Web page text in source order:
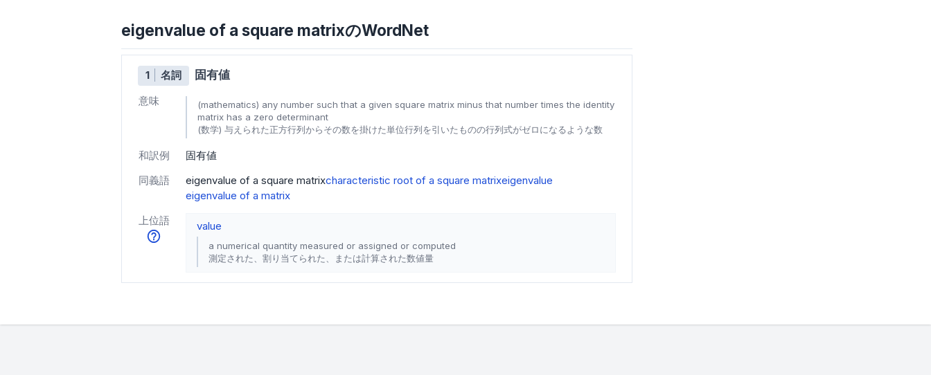
eigenvalue of a square matrixのWordNet
1 名詞 固有値
意味
(mathematics) any number such that a given square matrix minus that number times the identity
matrix has a zero determinant
(数学) 与えられた正方行列からその数を掛けた単位行列を引いたものの行列式がゼロになるような数
和訳例
固有値
同義語
eigenvalue of a square matrixcharacteristic root of a square matrixeigenvalue
eigenvalue of a matrix
上位語
value
a numerical quantity measured or assigned or computed
測定された、割り当てられた、または計算された数値量